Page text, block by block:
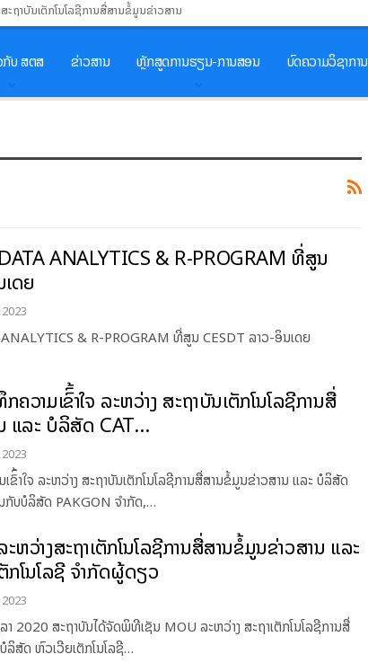
ຖາບັນເຕັກໂນໂລຊີການສື່ສານຂໍ້ມູນຂ່າວສານ
ບ ສຕສ ຂ່າວສານ ຫຼັກສູດການຮຽນ-ການສອນ ບົດຄວາມວິຊາການ
ANALYTICS & R-PROGRAM ທີ່ສູນ
ດຍ
& R-PROGRAM ທີ່ສູນ CESDT ລາວ-ອິນເດຍ
ວາມເຂົົ້າໃຈ ລະຫວ່າງ ສະຖາບັນເຕັກໂນໂລຊີການສື່
ແລະ ບໍລິສັດ CAT…
າໃຈ ລະຫວ່າງ ສະຖາບັນເຕັກໂນໂລຊີການສື່ສານຂໍ້ມູນຂ່າວສານ ແລະ ບໍລິສັດ
ບບໍລິສັດ PAKGON ຈໍາກັດ,…
ວ່າງສະຖາເຕັກໂນໂລຊີການສື່ສານຂໍ້ມູນຂ່າວສານ ແລະ
ໂນໂລຊີ ຈຳກັດຜູ້ດຽວ
2020 ສະຖາບັນໄດ້ຈັດພິທີເຊັນ MOU ລະຫວ່າງ ສະຖາເຕັກໂນໂລຊີການສື່
ສັດ ຫົວເວີຍເຕັກໂນໂລຊີ…